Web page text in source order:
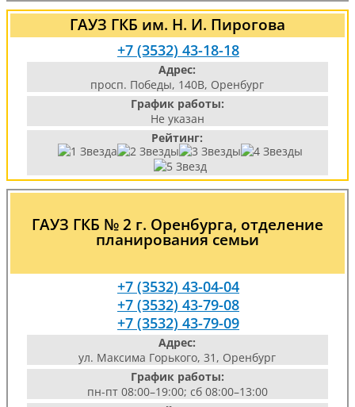
ГАУЗ ГКБ им. Н. И. Пирогова
+7 (3532) 43-18-18
Адрес:
просп. Победы, 140В, Оренбург
График работы:
Не указан
Рейтинг:
ГАУЗ ГКБ № 2 г. Оренбурга, отделение
планирования семьи
+7 (3532) 43-04-04
+7 (3532) 43-79-08
+7 (3532) 43-79-09
Адрес:
ул. Максима Горького, 31, Оренбург
График работы:
пн-пт 08:00–19:00; сб 08:00–13:00